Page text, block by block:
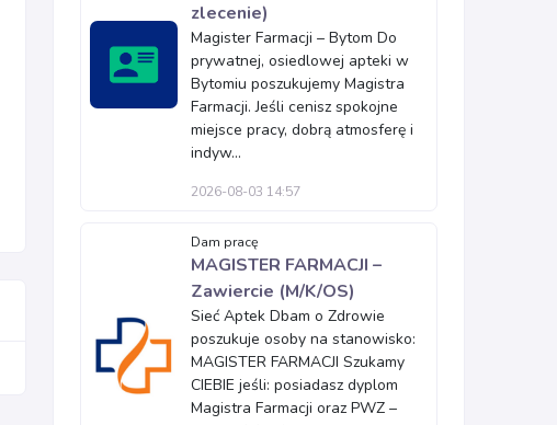
zlecenie)
Magister Farmacji – Bytom Do
prywatnej, osiedlowej apteki w
Bytomiu poszukujemy Magistra
Farmacji. Jeśli cenisz spokojne
miejsce pracy, dobrą atmosferę i
indyw...
2026-08-03 14:57
Dam pracę
MAGISTER FARMACJI –
Zawiercie (M/K/OS)
Sieć Aptek Dbam o Zdrowie
poszukuje osoby na stanowisko:
MAGISTER FARMACJI Szukamy
CIEBIE jeśli: posiadasz dyplom
Magistra Farmacji oraz PWZ –